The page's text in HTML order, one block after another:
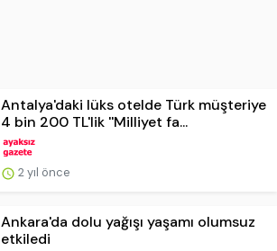
Antalya'daki lüks otelde Türk müşteriye
4 bin 200 TL'lik ''Milliyet fa...
2 yıl önce
Ankara'da dolu yağışı yaşamı olumsuz
etkiledi